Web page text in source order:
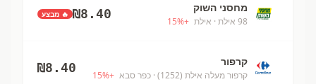
מחסני השוק
98 אילת · אילת +
15%
₪8.40 🔥 מבצע
קרפור
קרפור מעלה אילת (1252) · כפר סבא +
15%
₪8.40